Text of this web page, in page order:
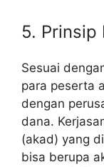
5. Prinsip
Sesuai
para peserta
dengan
dana.
(akad) yang
bisa berupa